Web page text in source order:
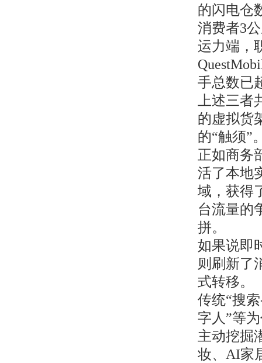
的闪电仓
消费者3
运力端，
手总数已
上述三
的虚拟货
的“触须”
正如商务
活了本地
域，获得
台流量的
拼。
如果说即
则刷新了
式转移。
传统“搜
字人”等
主动挖掘
妆、AI家